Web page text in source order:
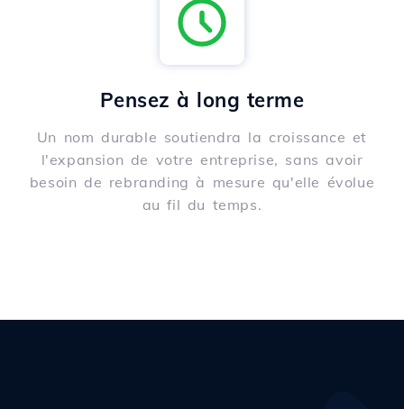
Pensez à long terme
Un nom durable soutiendra la croissance et
l'expansion de votre entreprise, sans avoir
besoin de rebranding à mesure qu'elle évolue
au fil du temps.